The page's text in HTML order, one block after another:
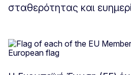
σταθερότητας και